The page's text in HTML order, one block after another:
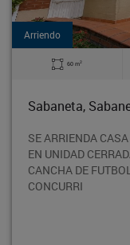
2.0 Baños
SITUADA
SECTOR